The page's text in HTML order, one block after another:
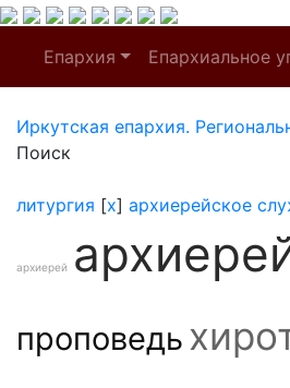
Епархия Епархиальное
Иркутская епархия.
Поиск
литургия [x] архиерейское
архиерей
проповедь